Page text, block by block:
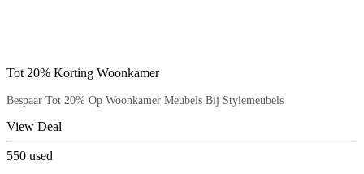
Tot 20% Korting Woonkamer
Bespaar Tot 20% Op Woonkamer Meubels Bij Stylemeubels
View Deal
550 used